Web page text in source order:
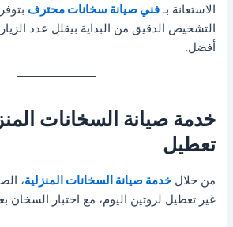
الاستعانة بـفني صيانة سخانات محترف
التشخيص الدقيق من البداية بيقلل عدد
أفضل.
خدمة صيانة السخانات
تعطيل
من خلالخدمة صيانة السخانات المنزلية،
غير تعطيل لروتين اليوم، مع اختبار السخان